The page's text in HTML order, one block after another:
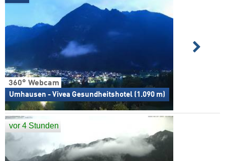
360° Webcam
Umhausen - Vivea Gesundheitshotel (1.090 m)
vor 4 Stunden